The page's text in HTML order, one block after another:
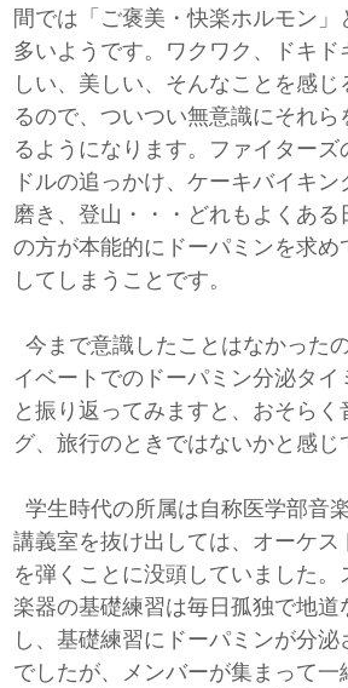
間では「ご褒美・快楽ホルモン」
多いようです。ワクワク、ドキド
しい、美しい、そんなことを感
るので、ついつい無意識にそれら
るようになります。ファイターズ
ドルの追っかけ、ケーキバイキ
磨き、登山・・・どれもよくある
の方が本能的にドーパミンを求め
してしまうことです。
今まで意識したことはなかった
イベートでのドーパミン分泌タイ
と振り返ってみますと、おそらく
グ、旅行のときではないかと感じ
学生時代の所属は自称医学部音
講義室を抜け出しては、オーケス
を弾くことに没頭していました。
楽器の基礎練習は毎日孤独で地道
し、基礎練習にドーパミンが分
でしたが、メンバーが集まって一